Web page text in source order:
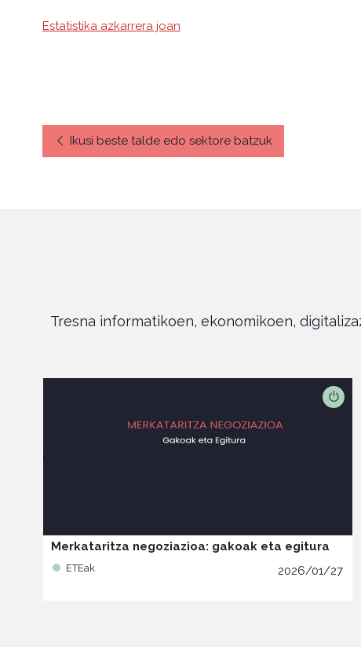
Estatistika azkarrera joan
Ikusi beste talde edo sektore batzuk
Tresna informatikoen, ekonomikoen,
Merkataritza negoziazioa: gakoak eta egitura
ETEak 2026/01/27